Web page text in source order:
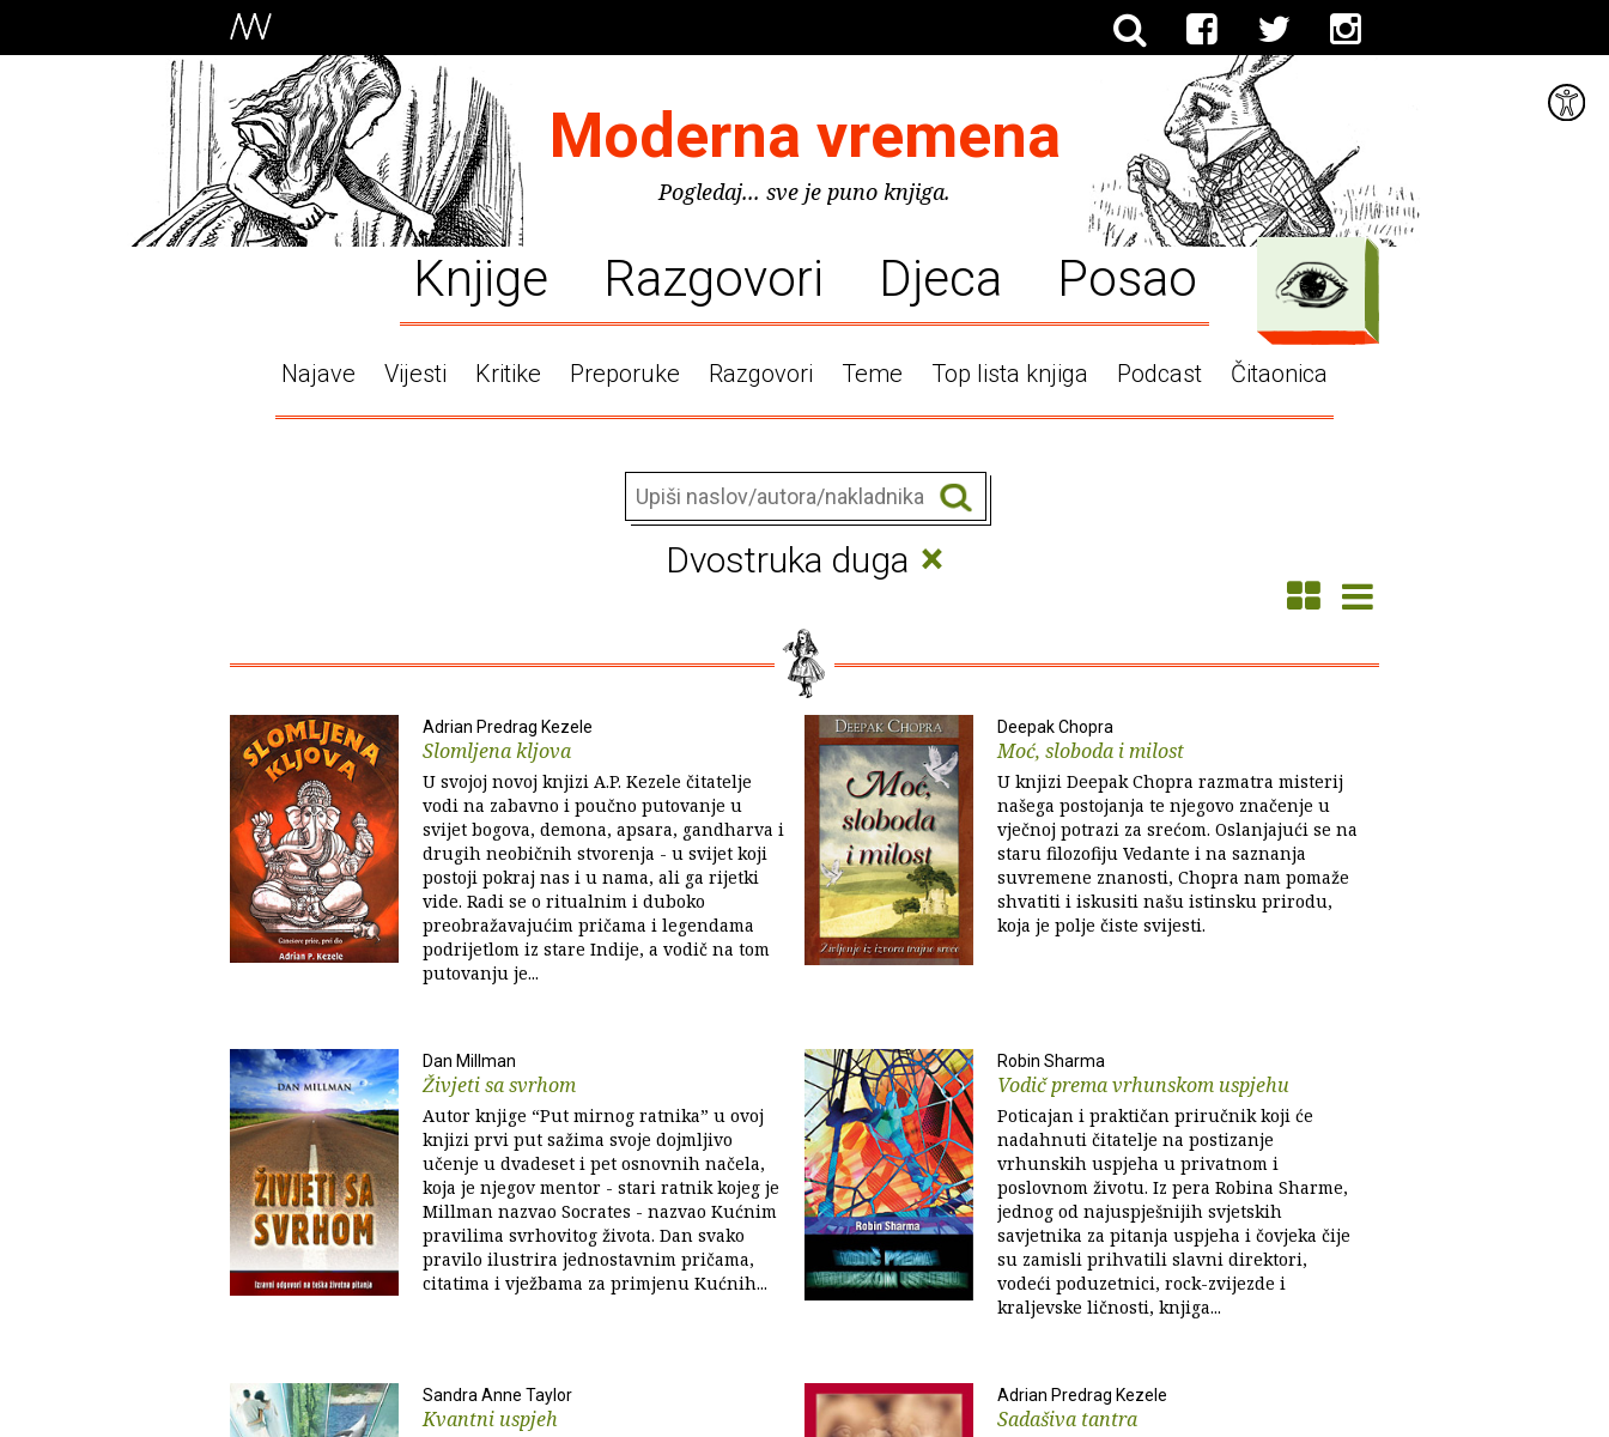
Moderna vremena
Pogledaj... sve je puno knjiga.
Knjige Razgovori Djeca Posao
Najave Vijesti Kritike Preporuke Razgovori Teme Top lista knjiga Podcast Čitaonica
Dvostruka duga ×
Adrian Predrag Kezele
Slomljena kljova
U svojoj novoj knjizi A.P. Kezele čitatelje
vodi na zabavno i poučno putovanje u
svijet bogova, demona, apsara, gandharva i
drugih neobičnih stvorenja - u svijet koji
postoji pokraj nas i u nama, ali ga rijetki
vide. Radi se o ritualnim i duboko
preobražavajućim pričama i legendama
podrijetlom iz stare Indije, a vodič na tom
putovanju je...
Deepak Chopra
Moć, sloboda i milost
U knjizi Deepak Chopra razmatra misterij
našega postojanja te njegovo značenje u
vječnoj potrazi za srećom. Oslanjajući se na
staru filozofiju Vedante i na saznanja
suvremene znanosti, Chopra nam pomaže
shvatiti i iskusiti našu istinsku prirodu,
koja je polje čiste svijesti.
Dan Millman
Živjeti sa svrhom
Autor knjige “Put mirnog ratnika” u ovoj
knjizi prvi put sažima svoje dojmljivo
učenje u dvadeset i pet osnovnih načela,
koja je njegov mentor - stari ratnik kojeg je
Millman nazvao Socrates - nazvao Kućnim
pravilima svrhovitog života. Dan svako
pravilo ilustrira jednostavnim pričama,
citatima i vježbama za primjenu Kućnih...
Robin Sharma
Vodič prema vrhunskom uspjehu
Poticajan i praktičan priručnik koji će
nadahnuti čitatelje na postizanje
vrhunskih uspjeha u privatnom i
poslovnom životu. Iz pera Robina Sharme,
jednog od najuspješnijih svjetskih
savjetnika za pitanja uspjeha i čovjeka čije
su zamisli prihvatili slavni direktori,
vodeći poduzetnici, rock-zvijezde i
kraljevske ličnosti, knjiga...
Sandra Anne Taylor
Kvantni uspjeh
Adrian Predrag Kezele
Sadašiva tantra